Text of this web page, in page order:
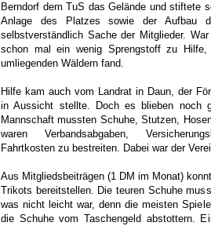
Berndorf dem TuS das Gelände und stiftete
Anlage des Platzes sowie der Aufbau
selbstverständlich Sache der Mitglieder.
schon mal ein wenig Sprengstoff zu
umliegenden Wäldern fand.
Hilfe kam auch vom Landrat in Daun, der
in Aussicht stellte. Doch es blieben noch
Mannschaft mussten Schuhe, Stutzen,
waren Verbandsabgaben,
Fahrtkosten zu bestreiten. Dabei war der
Aus Mitgliedsbeiträgen (1 DM im Monat)
Trikots bereitstellen. Die teuren Schuhe
was nicht leicht war, denn die meisten
die Schuhe vom Taschengeld abstottern.